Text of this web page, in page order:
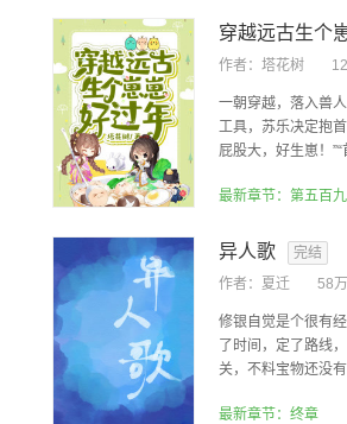
穿越远古生个
作者： 塔花树
一朝穿越，落入兽
工具，苏乐决定抱
屁股大，好生崽！
最新章节：第五百
异人歌
完结
作者： 夏迁 58
修银自觉是个很有
了时间，定了路线
关，不料宝物还没
最新章节：终章